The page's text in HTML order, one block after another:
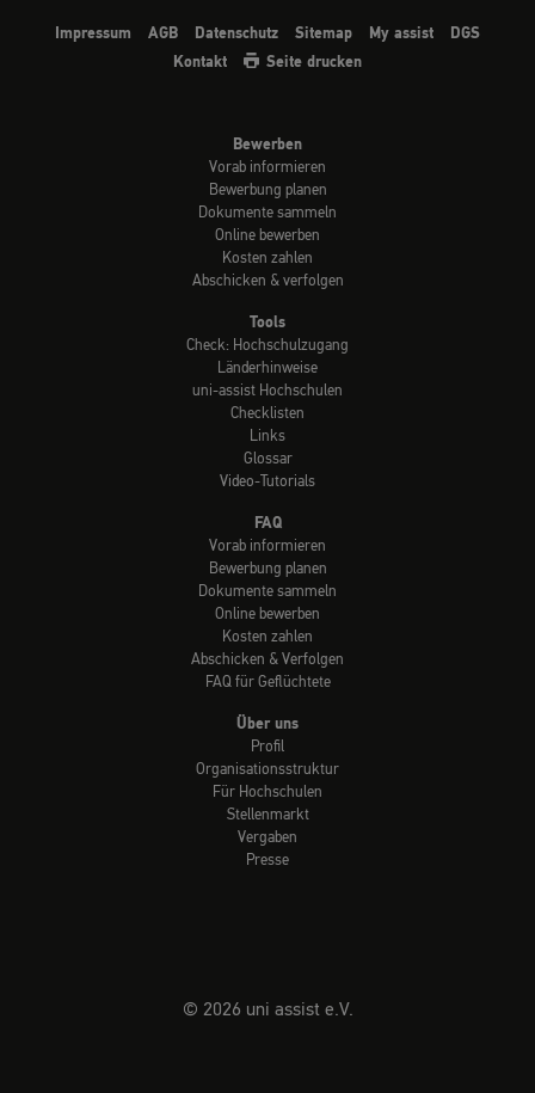
Impressum AGB Datenschutz Sitemap My assist
DGS
Kontakt
Seite drucken
Bewerben
Vorab informieren
Bewerbung planen
Dokumente sammeln
Online bewerben
Kosten zahlen
Abschicken & verfolgen
Tools
Check: Hochschulzugang
Länderhinweise
uni-assist Hochschulen
Checklisten
Links
Glossar
Video-Tutorials
FAQ
Vorab informieren
Bewerbung planen
Dokumente sammeln
Online bewerben
Kosten zahlen
Abschicken & Verfolgen
FAQ für Geflüchtete
Über uns
Profil
Organisationsstruktur
Für Hochschulen
Stellenmarkt
Vergaben
Presse
© 2026 uni assist e.V.